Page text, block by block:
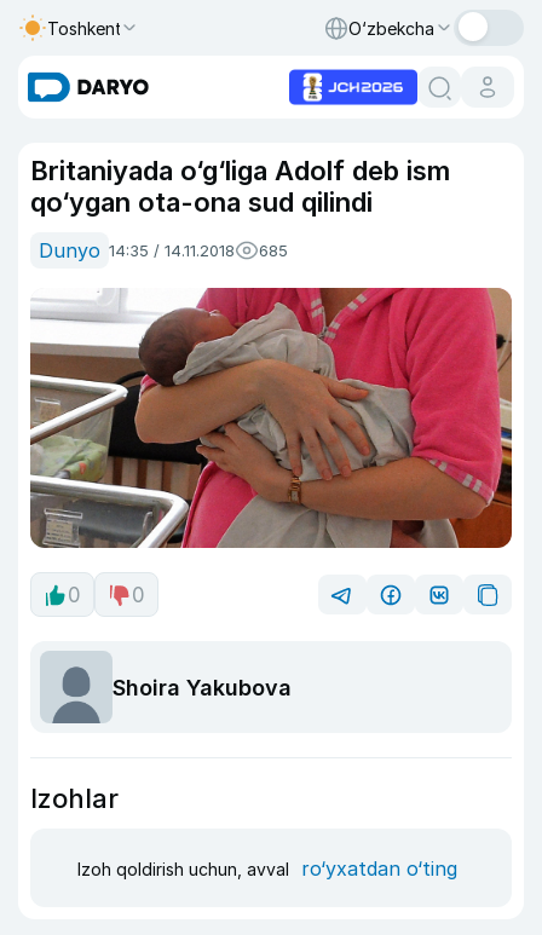
Toshkent O‘zbekcha
Britaniyada o‘g‘liga Adolf deb ism
qo‘ygan ota-ona sud qilindi
Dunyo 14:35 / 14.11.2018 685
0 0
Shoira Yakubova
Izohlar
Izoh qoldirish uchun, avval ro‘yxatdan o‘ting